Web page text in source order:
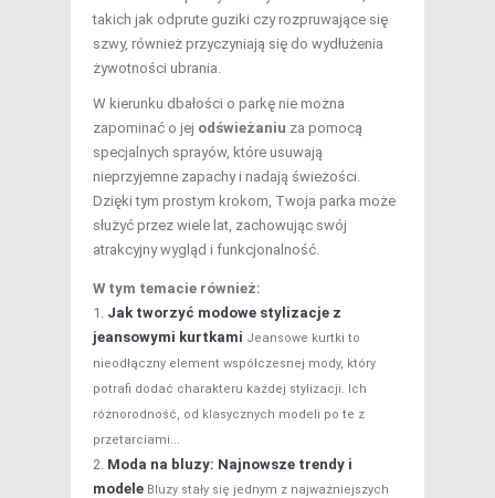
takich jak odprute guziki czy rozpruwające się
szwy, również przyczyniają się do wydłużenia
żywotności ubrania.
W kierunku dbałości o parkę nie można
zapominać o jej odświeżaniu za pomocą
specjalnych sprayów, które usuwają
nieprzyjemne zapachy i nadają świeżości.
Dzięki tym prostym krokom, Twoja parka może
służyć przez wiele lat, zachowując swój
atrakcyjny wygląd i funkcjonalność.
W tym temacie również:
Jak tworzyć modowe stylizacje z
jeansowymi kurtkami Jeansowe kurtki to
nieodłączny element współczesnej mody, który
potrafi dodać charakteru każdej stylizacji. Ich
różnorodność, od klasycznych modeli po te z
przetarciami...
Moda na bluzy: Najnowsze trendy i
modele Bluzy stały się jednym z najważniejszych